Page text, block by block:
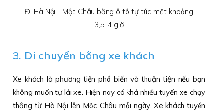
Đi Hà Nội - Mộc Châu bằng ô tô tự túc mất khoảng
3,5-4 giờ
3. Di chuyển bằng xe khách
Xe khách là phương tiện phổ biến và thuận tiện nếu bạn
không muốn tự lái xe. Hiện nay có khá nhiều tuyến xe chạy
thẳng từ Hà Nội lên Mộc Châu mỗi ngày. Xe khách tuyến